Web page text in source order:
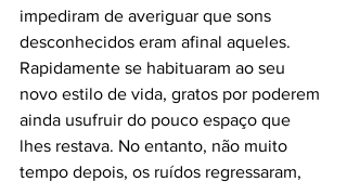
impediram de averiguar que sons
desconhecidos eram afinal aqueles.
Rapidamente se habituaram ao seu
novo estilo de vida, gratos por poderem
ainda usufruir do pouco espaço que
lhes restava. No entanto, não muito
tempo depois, os ruídos regressaram,